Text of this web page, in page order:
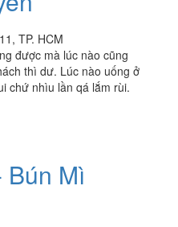
Tea -
TP. HCM
chứ nhìu lần qá lắm rùi.